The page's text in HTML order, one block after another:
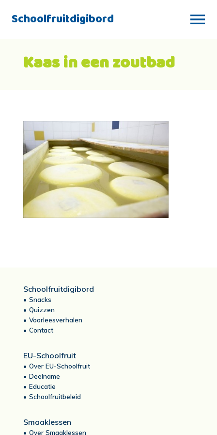
Schoolfruitdigibord
Kaas in een zoutbad
Schoolfruitdigibord
Snacks
Quizzen
Voorleesverhalen
Contact
EU-Schoolfruit
Over EU-Schoolfruit
Deelname
Educatie
Schoolfruitbeleid
Smaaklessen
Over Smaaklessen